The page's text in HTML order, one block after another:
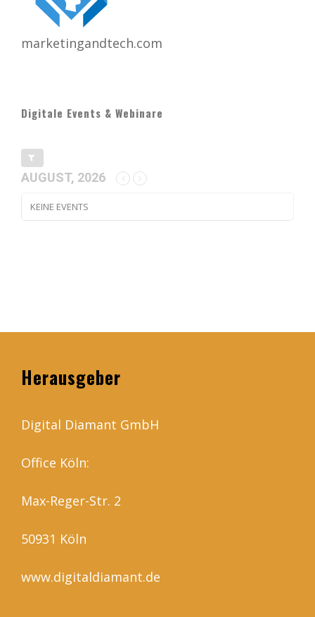
marketingandtech.com
Digitale Events & Webinare
AUGUST, 2026
KEINE EVENTS
Herausgeber
Digital Diamant GmbH
Office Köln:
Max-Reger-Str. 2
50931 Köln
www.digitaldiamant.de